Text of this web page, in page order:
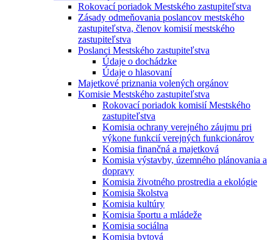
Rokovací poriadok Mestského zastupiteľstva
Zásady odmeňovania poslancov mestského
zastupiteľstva, členov komisií mestského
zastupiteľstva
Poslanci Mestského zastupiteľstva
Údaje o dochádzke
Údaje o hlasovaní
Majetkové priznania volených orgánov
Komisie Mestského zastupiteľstva
Rokovací poriadok komisií Mestského
zastupiteľstva
Komisia ochrany verejného záujmu pri
výkone funkcií verejných funkcionárov
Komisia finančná a majetková
Komisia výstavby, územného plánovania a
dopravy
Komisia životného prostredia a ekológie
Komisia školstva
Komisia kultúry
Komisia športu a mládeže
Komisia sociálna
Komisia bytová